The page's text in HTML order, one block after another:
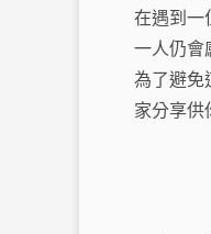
在遇到一
一人仍會
為了避免
家分享供